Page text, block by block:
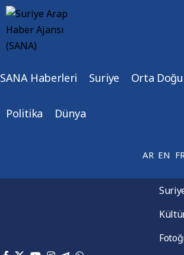
SANA Haberleri Suriye Orta Doğu
Politika Dünya
AR EN